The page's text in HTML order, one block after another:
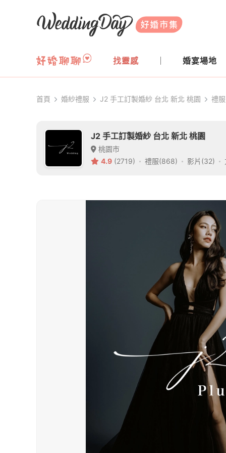
WeddingDay 好婚市集
找靈感 婚宴場地
首頁 婚紗禮服 J2 手工訂製婚紗 台北 新北 桃園 禮服
J2 手工訂製婚紗 台北 新北 桃園
桃園市
4.9 (2719) 禮服(868) 影片(32)